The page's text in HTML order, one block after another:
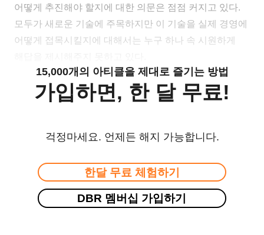
어떻게 추진해야 할지에 대한 의문은 점점 커지고 있다.
모두가 새로운 기술에 주목하지만 이 기술을 실제 경영에
어떻게 접목시킬지에 대해서는 누구 하나 속 시원하게
15,000개의 아티클을 제대로 즐기는 방법
가입하면, 한 달 무료!
걱정마세요. 언제든 해지 가능합니다.
한달 무료 체험하기
DBR 멤버십 가입하기